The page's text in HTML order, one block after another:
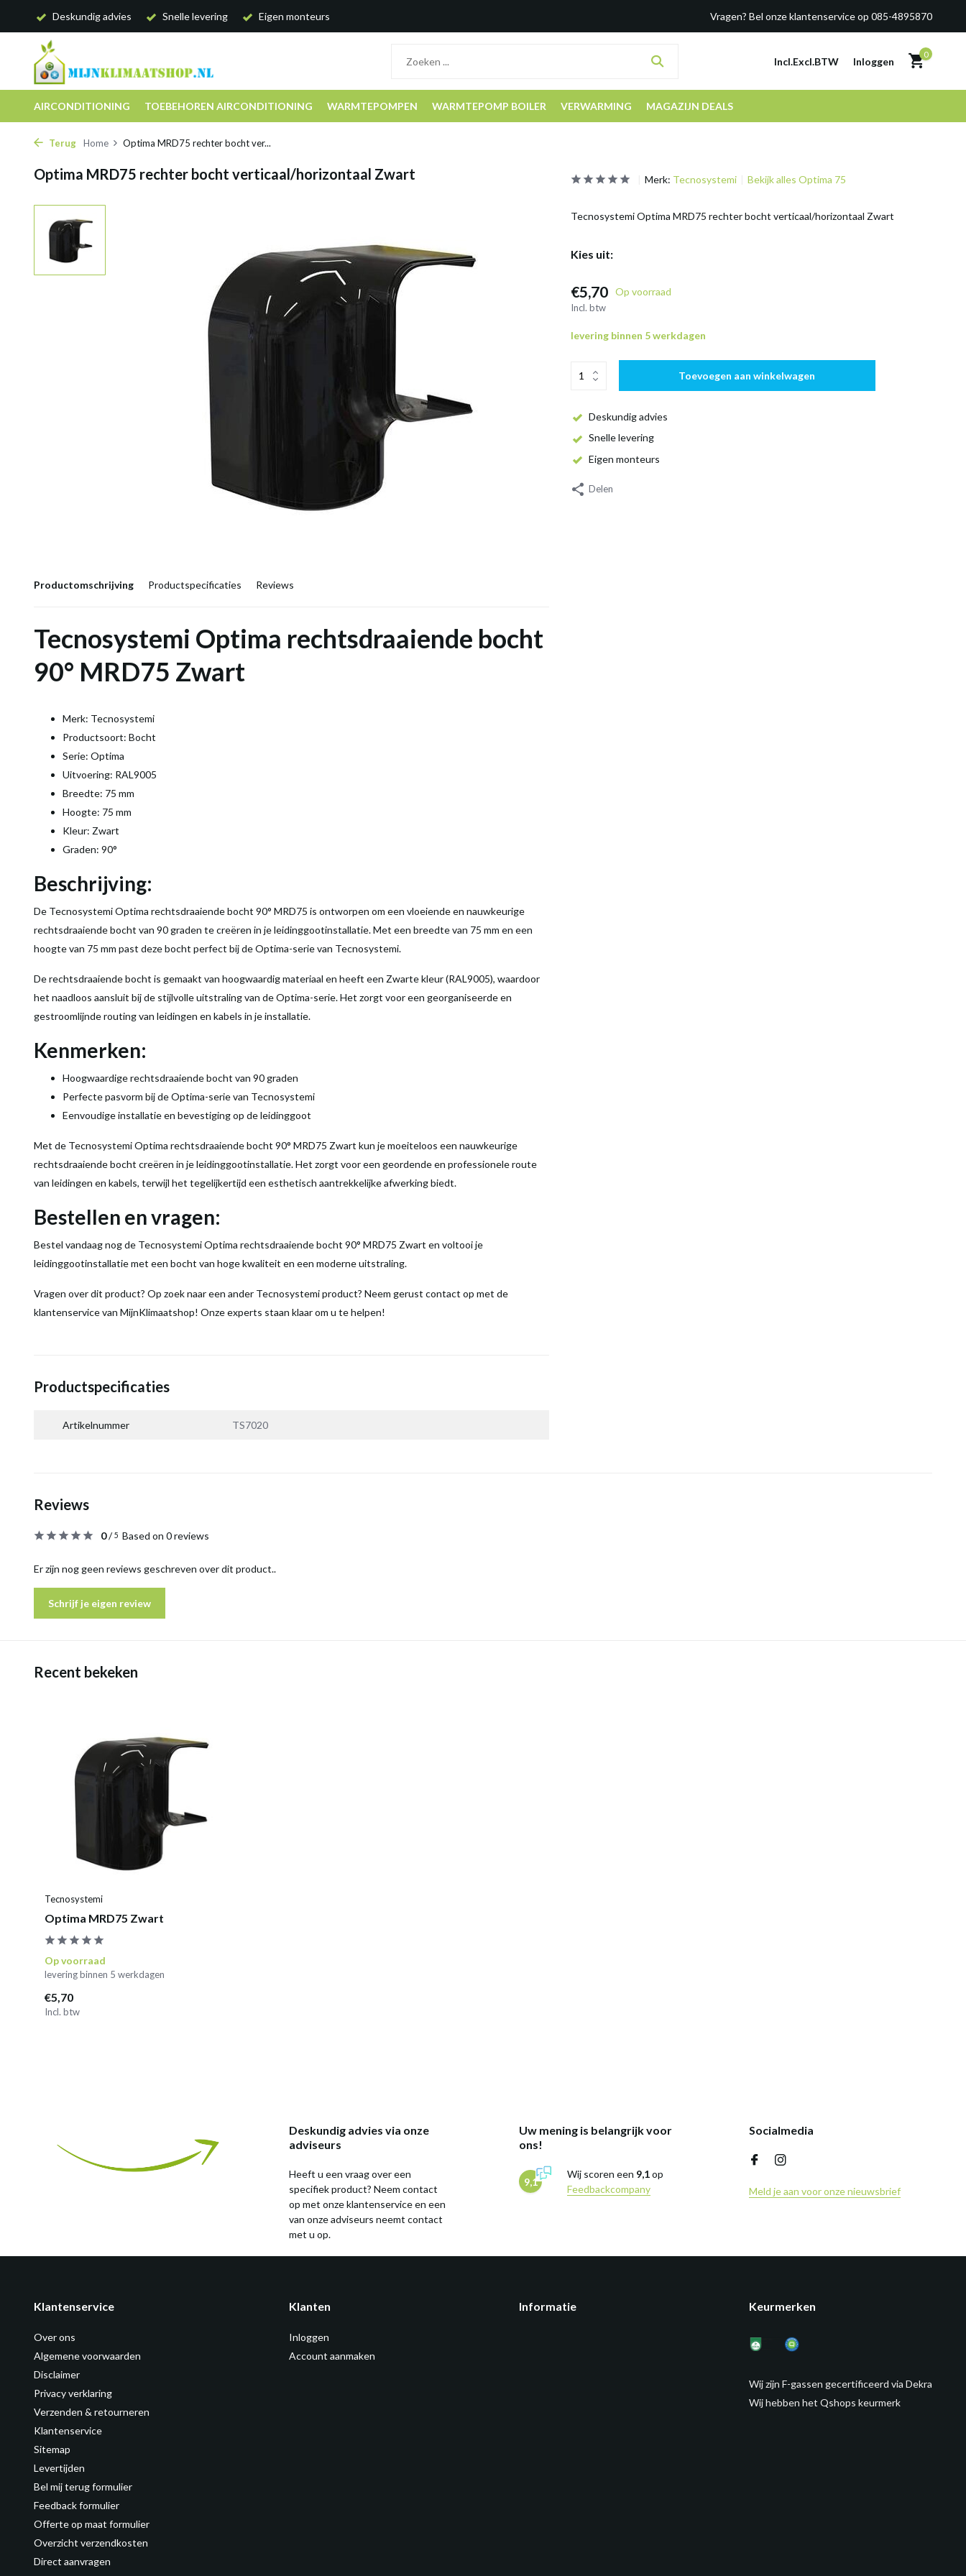
Deskundig advies Snelle levering Eigen monteurs Vragen? Bel onze klantenservice op 085-4895870
Incl.Excl.BTW Inloggen
0
AIRCONDITIONING TOEBEHOREN AIRCONDITIONING WARMTEPOMPEN WARMTEPOMP BOILER VERWARMING MAGAZIJN DEALS
Terug Home Optima MRD75 rechter bocht ver...
Optima MRD75 rechter bocht verticaal/horizontaal Zwart
Productomschrijving Productspecificaties Reviews
Tecnosystemi Optima rechtsdraaiende bocht
90° MRD75 Zwart
Merk: Tecnosystemi
Productsoort: Bocht
Serie: Optima
Uitvoering: RAL9005
Breedte: 75 mm
Hoogte: 75 mm
Kleur: Zwart
Graden: 90°
Beschrijving:
De Tecnosystemi Optima rechtsdraaiende bocht 90° MRD75 is ontworpen om een vloeiende en nauwkeurige
rechtsdraaiende bocht van 90 graden te creëren in je leidinggootinstallatie. Met een breedte van 75 mm en een
hoogte van 75 mm past deze bocht perfect bij de Optima-serie van Tecnosystemi.
De rechtsdraaiende bocht is gemaakt van hoogwaardig materiaal en heeft een Zwarte kleur (RAL9005), waardoor
het naadloos aansluit bij de stijlvolle uitstraling van de Optima-serie. Het zorgt voor een georganiseerde en
gestroomlijnde routing van leidingen en kabels in je installatie.
Kenmerken:
Hoogwaardige rechtsdraaiende bocht van 90 graden
Perfecte pasvorm bij de Optima-serie van Tecnosystemi
Eenvoudige installatie en bevestiging op de leidinggoot
Met de Tecnosystemi Optima rechtsdraaiende bocht 90° MRD75 Zwart kun je moeiteloos een nauwkeurige
rechtsdraaiende bocht creëren in je leidinggootinstallatie. Het zorgt voor een geordende en professionele route
van leidingen en kabels, terwijl het tegelijkertijd een esthetisch aantrekkelijke afwerking biedt.
Bestellen en vragen:
Bestel vandaag nog de Tecnosystemi Optima rechtsdraaiende bocht 90° MRD75 Zwart en voltooi je
leidinggootinstallatie met een bocht van hoge kwaliteit en een moderne uitstraling.
Vragen over dit product? Op zoek naar een ander Tecnosystemi product? Neem gerust contact op met de
klantenservice van MijnKlimaatshop! Onze experts staan klaar om u te helpen!
Productspecificaties
Artikelnummer TS7020
Merk: Tecnosystemi Bekijk alles Optima 75
Tecnosystemi Optima MRD75 rechter bocht verticaal/horizontaal Zwart
Kies uit:
€5,70 Op voorraad
Incl. btw
levering binnen 5 werkdagen
Toevoegen aan winkelwagen
Deskundig advies
Snelle levering
Eigen monteurs
Delen
Reviews
0/5 Based on 0 reviews
Er zijn nog geen reviews geschreven over dit product..
Schrijf je eigen review
Recent bekeken
Tecnosystemi
Optima MRD75 Zwart
Op voorraad
levering binnen 5 werkdagen
€5,70
Incl. btw
Deskundig advies via onze
adviseurs
Heeft u een vraag over een
specifiek product? Neem contact
op met onze klantenservice en een
van onze adviseurs neemt contact
met u op.
Uw mening is belangrijk voor
ons!
9,1
Wij scoren een 9,1op
Feedbackcompany
Socialmedia
Meld je aan voor onze nieuwsbrief
Klantenservice
Over ons
Algemene voorwaarden
Disclaimer
Privacy verklaring
Verzenden & retourneren
Klantenservice
Sitemap
Levertijden
Bel mij terug formulier
Feedback formulier
Offerte op maat formulier
Overzicht verzendkosten
Direct aanvragen
Klanten
Inloggen
Account aanmaken
Informatie Keurmerken
Wij zijn F-gassen gecertificeerd via Dekra
Wij hebben het Qshops keurmerk